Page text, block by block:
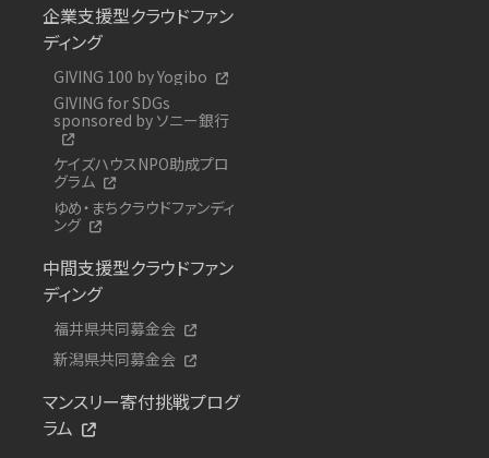
企業支援型クラウドファン
ディング
GIVING 100 by Yogibo
GIVING for SDGs
sponsored by ソニー銀行
ケイズハウスNPO助成プロ
グラム
ゆめ・まちクラウドファンディ
ング
中間支援型クラウドファン
ディング
福井県共同募金会
新潟県共同募金会
マンスリー寄付挑戦プログ
ラム